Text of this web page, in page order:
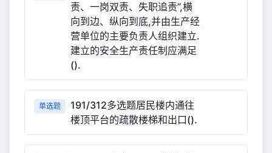
责、一岗双责、失职追责”,横
向到边、纵向到底,并由生产经
营单位的主要负责人组织建立.
建立的安全生产责任制应满足
().
单选题
191/312多选题居民楼内通往
楼顶平台的疏散楼梯和出口().